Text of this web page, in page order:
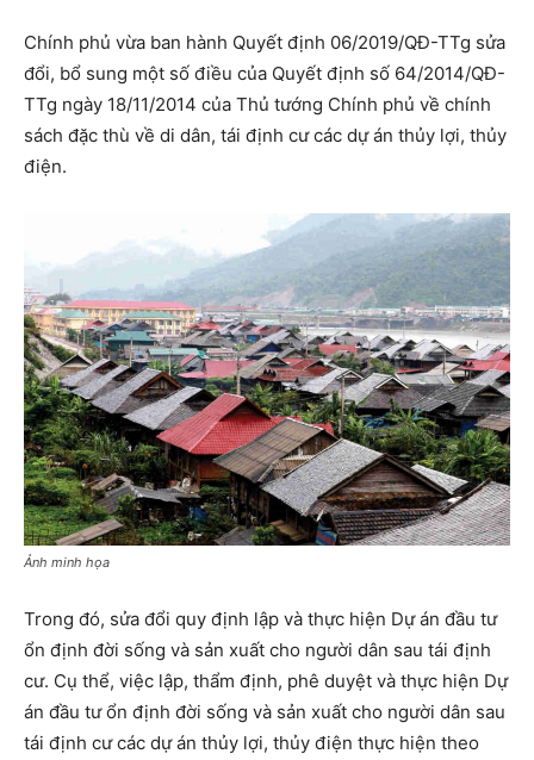
Chính phủ vừa ban hành Quyết định 06/2019/QĐ-TTg sửa
đổi, bổ sung một số điều của Quyết định số 64/2014/QĐ-
TTg ngày 18/11/2014 của Thủ tướng Chính phủ về chính
sách đặc thù về di dân, tái định cư các dự án thủy lợi, thủy
điện.
Ảnh minh họa
Trong đó, sửa đổi quy định lập và thực hiện Dự án đầu tư
ổn định đời sống và sản xuất cho người dân sau tái định
cư. Cụ thể, việc lập, thẩm định, phê duyệt và thực hiện Dự
án đầu tư ổn định đời sống và sản xuất cho người dân sau
tái định cư các dự án thủy lợi, thủy điện thực hiện theo